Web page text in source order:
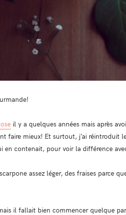
il y a quelques années mais après
faire mieux! Et surtout, j’ai
contenait, pour voir la différence
assez léger, des fraises parce
il fallait bien commencer quelque